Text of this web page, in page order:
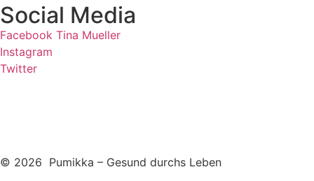
Social Media
Facebook Tina Mueller
Instagram
Twitter
© 2026 Pumikka – Gesund durchs Leben